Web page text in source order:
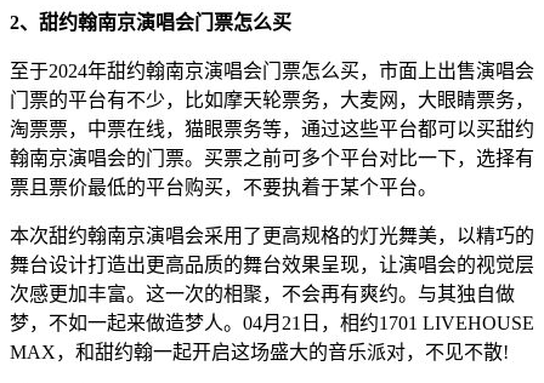
2、甜约翰南京演唱会门票怎么买
至于2024年甜约翰南京演唱会门票怎么买，市面上出售演唱会
门票的平台有不少，比如摩天轮票务，大麦网，大眼睛票务，
淘票票，中票在线，猫眼票务等，通过这些平台都可以买甜约
翰南京演唱会的门票。买票之前可多个平台对比一下，选择有
票且票价最低的平台购买，不要执着于某个平台。
本次甜约翰南京演唱会采用了更高规格的灯光舞美，以精巧的
舞台设计打造出更高品质的舞台效果呈现，让演唱会的视觉层
次感更加丰富。这一次的相聚，不会再有爽约。与其独自做
梦，不如一起来做造梦人。04月21日，相约1701 LIVEHOUSE
MAX，和甜约翰一起开启这场盛大的音乐派对，不见不散!